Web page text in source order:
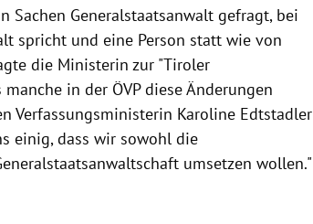
Sachen Generalstaatsanwalt gefragt, bei
spricht und eine Person statt wie von
die Ministerin zur "Tiroler
in der ÖVP diese Änderungen
Verfassungsministerin Karoline Edtstadler
einig, dass wir sowohl die
umsetzen wollen."